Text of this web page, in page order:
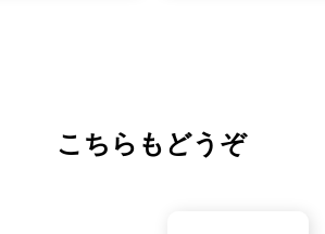
こちらもどうぞ